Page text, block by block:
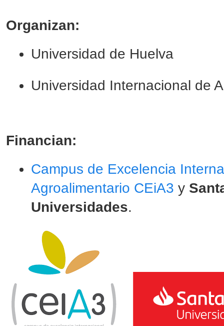
Organizan:
Universidad de Huelva
Universidad Internacional de
Financian:
Campus de Excelencia
Agroalimentario CEiA3 y
Universidades.